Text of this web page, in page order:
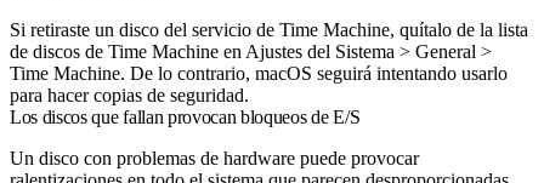
Si retiraste un disco del servicio de Time Machine, quítalo de la lista
de discos de Time Machine en Ajustes del Sistema > General >
Time Machine. De lo contrario, macOS seguirá intentando usarlo
para hacer copias de seguridad.
Los discos que fallan provocan bloqueos de E/S
Un disco con problemas de hardware puede provocar